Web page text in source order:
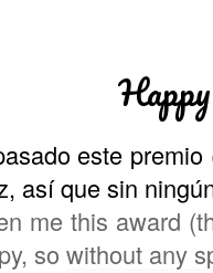
este
así que sin
me this award
so without any